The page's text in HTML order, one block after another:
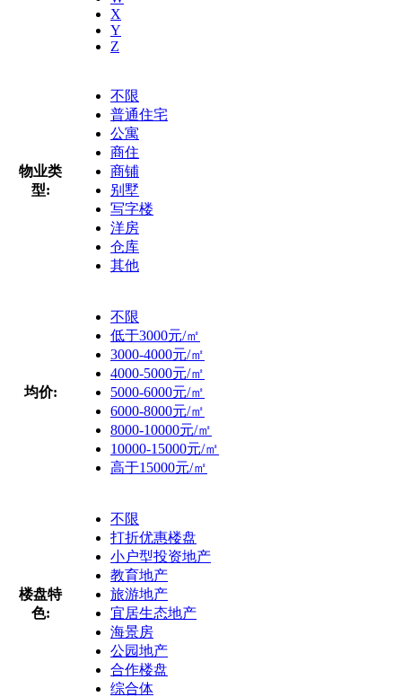
X
Y
Z
物业类
型:
不限
普通住宅
公寓
商住
商铺
别墅
写字楼
洋房
仓库
其他
均价:
不限
低于3000元/㎡
3000-4000元/㎡
4000-5000元/㎡
5000-6000元/㎡
6000-8000元/㎡
8000-10000元/㎡
10000-15000元/㎡
高于15000元/㎡
楼盘特
色:
不限
打折优惠楼盘
小户型投资地产
教育地产
旅游地产
宜居生态地产
海景房
公园地产
合作楼盘
综合体